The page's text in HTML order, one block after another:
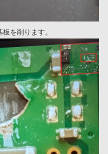
を削ります。